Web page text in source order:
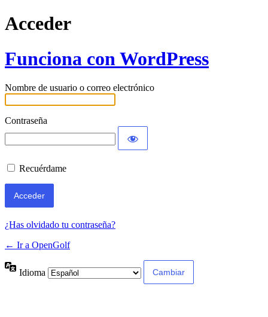
Acceder
Funciona con WordPress
Nombre de usuario o correo electrónico
Contraseña
Recuérdame
¿Has olvidado tu contraseña?
← Ir a OpenGolf
Idioma